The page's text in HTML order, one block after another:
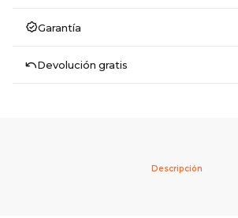
Garantía
Devolución gratis
Descripción